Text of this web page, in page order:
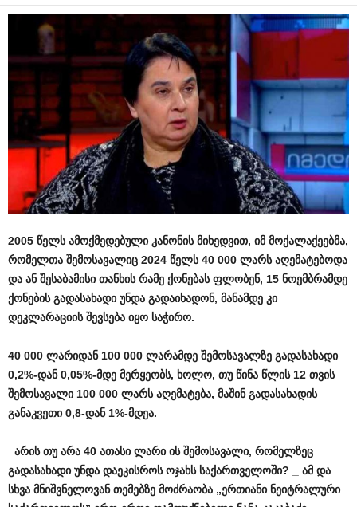
2005 წელს ამოქმედებული კანონის მიხედვით, იმ მოქალაქეებმა,
რომელთა შემოსავალიც 2024 წელს 40 000 ლარს აღემატებოდა
და ან შესაბამისი თანხის რამე ქონებას ფლობენ, 15 ნოემბრამდე
ქონების გადასახადი უნდა გადაიხადონ, მანამდე კი
დეკლარაციის შევსება იყო საჭირო.
40 000 ლარიდან 100 000 ლარამდე შემოსავალზე გადასახადი
0,2%-დან 0,05%-მდე მერყეობს, ხოლო, თუ წინა წლის 12 თვის
შემოსავალი 100 000 ლარს აღემატება, მაშინ გადასახადის
განაკვეთი 0,8-დან 1%-მდეა.
არის თუ არა 40 ათასი ლარი ის შემოსავალი, რომელზეც
გადასახადი უნდა დაეკისროს ოჯახს საქართველოში? _ ამ და
სხვა მნიშვნელოვან თემებზე მოძრაობა „ერთიანი ნეიტრალური